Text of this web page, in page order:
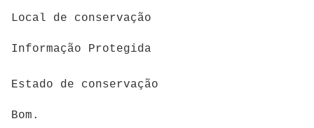
Local de conservação
Informação Protegida
Estado de conservação
Bom.